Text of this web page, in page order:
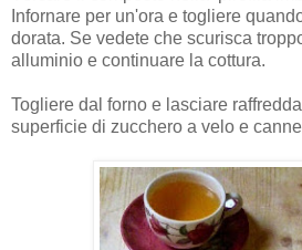
Infornare per un'ora e togliere
dorata. Se vedete che scurisca
alluminio e continuare la cottura.
Togliere dal forno e lasciare
superficie di zucchero a velo e